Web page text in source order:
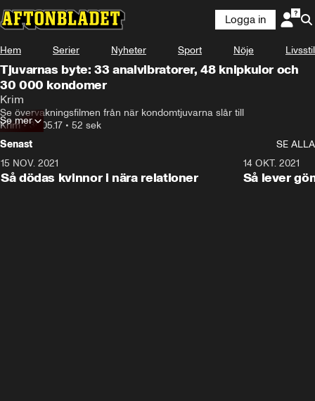
Logga in
Hem Serier Nyheter Sport Nöje Livsstil
Tjuvarnas byte: 33 analvibratorer, 48 knipkulor och
30 000 kondomer
Krim
Se övervakningsfilmen från när kondomtjuvarna slår till
Krim•30.05.17 • 52 sek
Se mer
Senast
SE ALLA
15 NOV. 2021
Så dödas kvinnor i nära relationer
14 OKT. 2021
Så lever